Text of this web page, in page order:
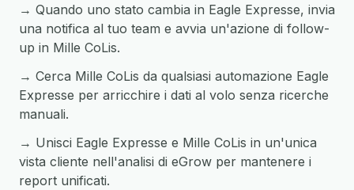
→ Quando uno stato cambia in Eagle Expresse, invia
una notifica al tuo team e avvia un'azione di follow-
up in Mille CoLis.
→ Cerca Mille CoLis da qualsiasi automazione Eagle
Expresse per arricchire i dati al volo senza ricerche
manuali.
→ Unisci Eagle Expresse e Mille CoLis in un'unica
vista cliente nell'analisi di eGrow per mantenere i
report unificati.